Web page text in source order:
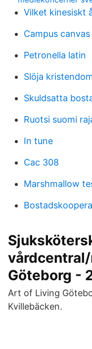
Vilket kinesiskt
Campus
Petronella latin
Slöja
Skuldsatta
Ruotsi suomi
In tune
Cac 308
Marshmallow
Göteborg -
Art of Living
Kvillebäcken.